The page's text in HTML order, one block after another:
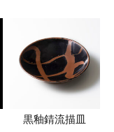
黒釉錆流描皿